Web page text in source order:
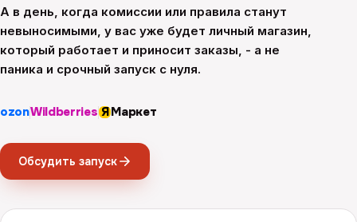
А в день, когда комиссии или правила станут
невыносимыми, у вас уже будет личный магазин,
который работает и приносит заказы, - а не
паника и срочный запуск с нуля.
ozonWildberries ЯМаркет
Обсудить запуск